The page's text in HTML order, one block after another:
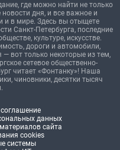
где можно найти не только
дня, и все важное и
и в мире. Здесь вы отыщете
Санкт-Петербурга, последние
культуре, искусстве.
дороги и автомобили,
вот только некоторые из тем,
сетевое общественно-
читает «Фонтанку»! Наша
чиновники, десятки тысяч
данных
сайта
cookies
системы